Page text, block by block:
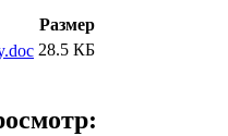
Размер
28.5 КБ